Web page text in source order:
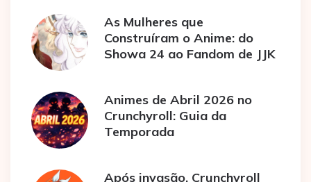
As Mulheres que
Construíram o Anime: do
Showa 24 ao Fandom de JJK
Animes de Abril 2026 no
Crunchyroll: Guia da
Temporada
Após invasão, Crunchyroll